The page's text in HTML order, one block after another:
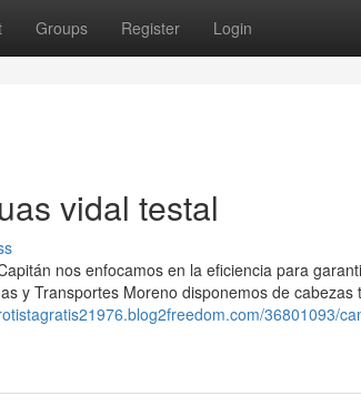
Groups Register Login
vidal testal
nos enfocamos en la eficiencia para
y Transportes Moreno disponemos de
36801093/